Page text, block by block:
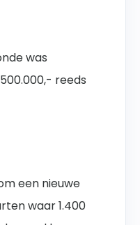
was
reeds
een nieuwe
waar 1.400